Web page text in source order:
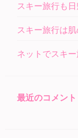
スキー旅行も
スキー旅行は
ネットでスキ
最近のコメント